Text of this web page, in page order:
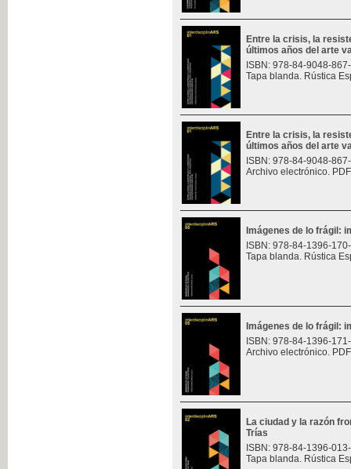
Entre la crisis, la
últimos años del arte
ISBN: 978-84-9048-
Tapa blanda. Rústica
Entre la crisis, la
últimos años del arte
ISBN: 978-84-9048-
Archivo electrónico.
Imágenes de lo frágil:
ISBN: 978-84-1396-
Tapa blanda. Rústica
Imágenes de lo frágil:
ISBN: 978-84-1396-
Archivo electrónico.
La ciudad y la razón
Trías
ISBN: 978-84-1396-
Tapa blanda. Rústica